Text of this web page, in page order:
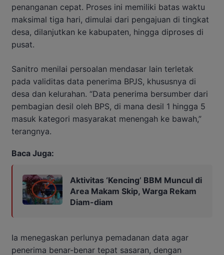
penanganan cepat. Proses ini memiliki batas waktu
maksimal tiga hari, dimulai dari pengajuan di tingkat
desa, dilanjutkan ke kabupaten, hingga diproses di
pusat.
Sanitro menilai persoalan mendasar lain terletak
pada validitas data penerima BPJS, khususnya di
desa dan kelurahan. “Data penerima bersumber dari
pembagian desil oleh BPS, di mana desil 1 hingga 5
masuk kategori masyarakat menengah ke bawah,”
terangnya.
Baca Juga:
Aktivitas ‘Kencing’ BBM Muncul di
Area Makam Skip, Warga Rekam
Diam-diam
Ia menegaskan perlunya pemadanan data agar
penerima benar-benar tepat sasaran, dengan